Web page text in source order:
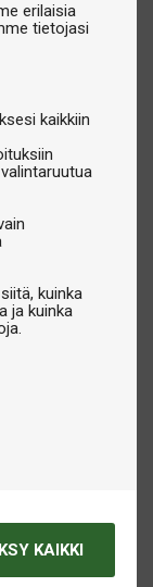
erilaisia
tietojasi
kaikkiin
kuinka
ja kuinka
KAIKKI